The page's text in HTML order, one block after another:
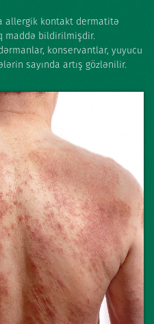
allergik kontakt dermatitə
maddə bildirilmişdir.
konservantlar, yuyucu
sayında artış gözlənilir.